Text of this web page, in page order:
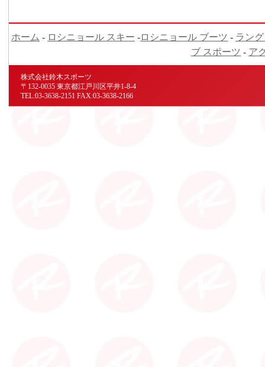
ホーム - ロシニョール スキー -ロシニョール ブーツ - ラン
ブ スポーツ - ア
株式会社鈴木スポーツ
〒132-0035 東京都江戸川区平井1-8-4
TEL:03-3638-2151 FAX:03-3638-2166